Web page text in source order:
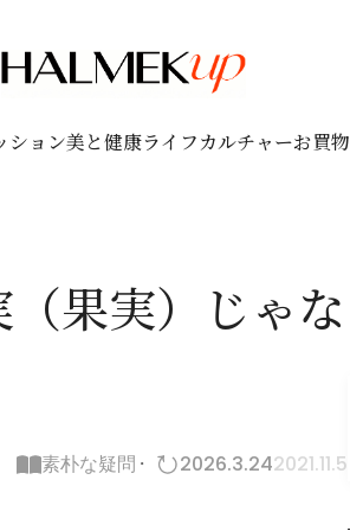
ション美と健康ライフカルチャーお買物
果実）じゃな
素朴な疑問 2026.3.242021.11.5